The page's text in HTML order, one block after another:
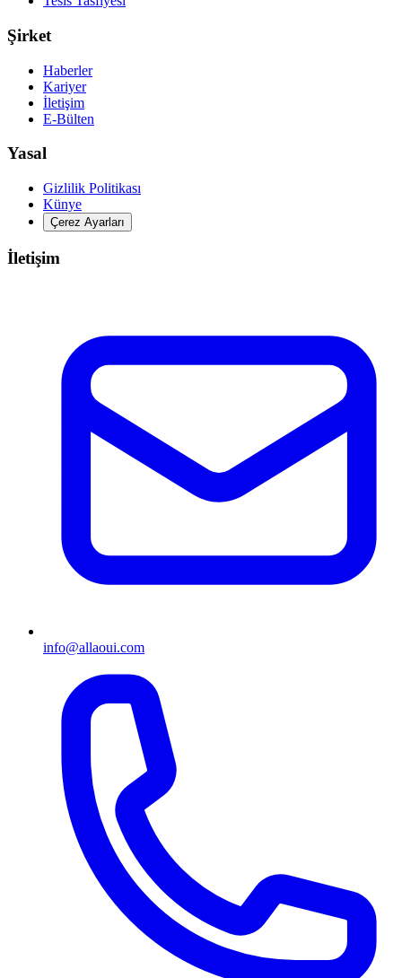
Şirket
Haberler
Kariyer
İletişim
E-Bülten
Yasal
Gizlilik Politikası
Künye
Çerez Ayarları
İletişim
info@allaoui.com